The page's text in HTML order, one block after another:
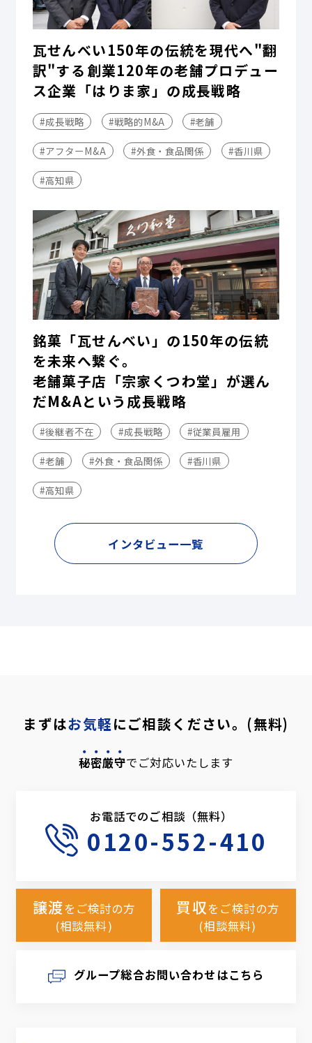
瓦せんべい150年の伝統を現代へ"翻
訳"する――創業120年の老舗プロデュー
ス企業「はりま家」の成長戦略
#成長戦略 #戦略的M&A #老舗
#アフターM&A #外食・食品関係 #香川県
#高知県
銘菓「瓦せんべい」の150年の伝統
を未来へ繋ぐ。
老舗菓子店「宗家くつわ堂」が選ん
だM&Aという成長戦略
#後継者不在 #成長戦略 #従業員雇用
#老舗 #外食・食品関係 #香川県
#高知県
インタビュー一覧
まずはお気軽にご相談ください。(無料)
秘密厳守でご対応いたします
お電話でのご相談（無料）
0120-552-410
譲渡をご検討の方
(相談無料)
買収をご検討の方
(相談無料)
グループ総合お問い合わせはこちら